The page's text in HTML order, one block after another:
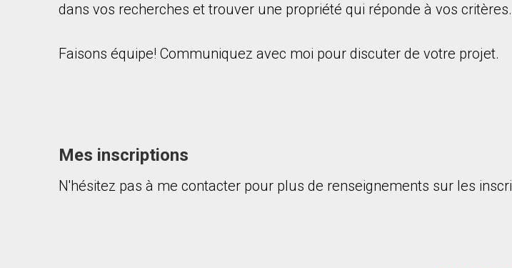
dans vos recherches et trouver une propriété qui réponde à vos critères.
Faisons équipe! Communiquez avec moi pour discuter de votre projet.
Mes inscriptions
N'hésitez pas à me contacter pour plus de renseignements sur les